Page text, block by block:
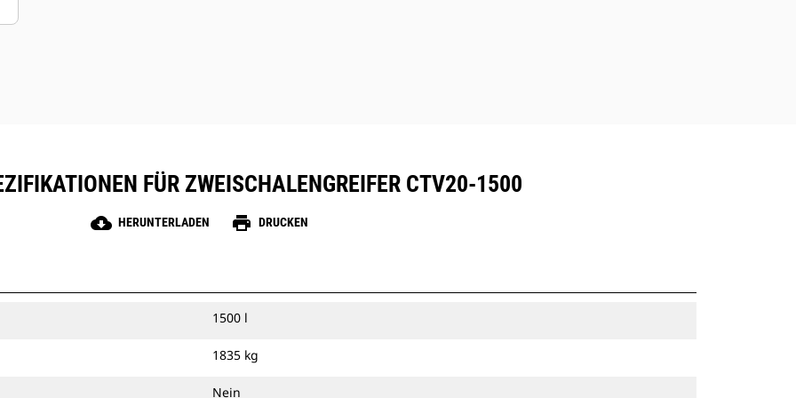
FÜR ZWEISCHALENGREIFER CTV20-1500
cloud_download HERUNTERLADEN print DRUCKEN
1500 l
1835 kg
Nein